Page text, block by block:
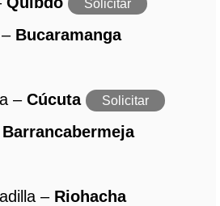
Solicitar
Bucaramanga
–Cúcuta Solicitar
Barrancabermeja
– Riohacha